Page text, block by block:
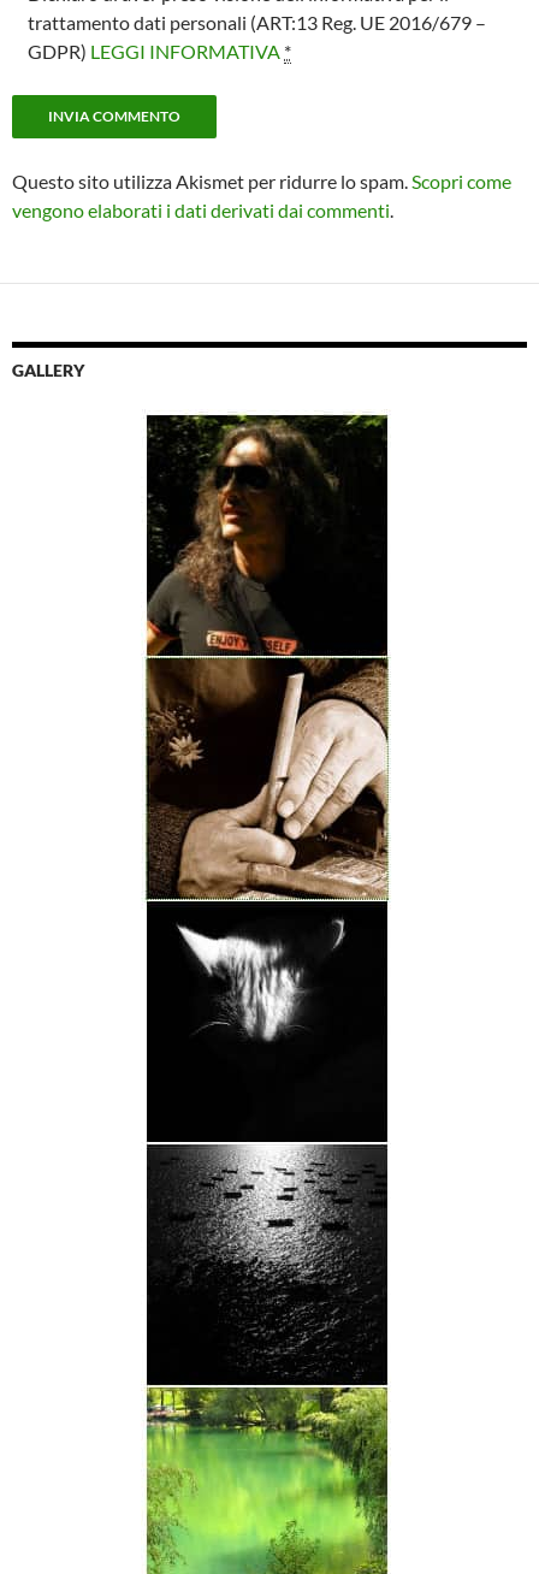
trattamento dati personali (ART:13 Reg. UE 2016/679 –
GDPR) LEGGI INFORMATIVA *
Questo sito utilizza Akismet per ridurre lo spam. Scopri come
vengono elaborati i dati derivati dai commenti
GALLERY